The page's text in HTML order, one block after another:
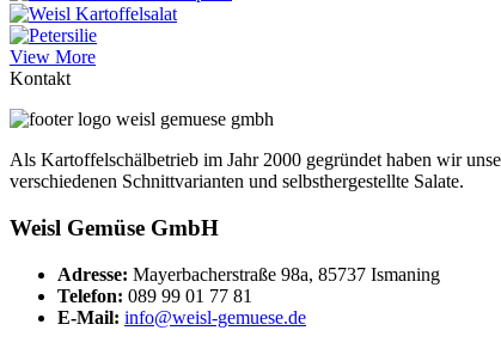
View More
Kontakt
Als Kartoffelschälbetrieb im Jahr 2000 gegründet haben wir
verschiedenen Schnittvarianten und selbsthergestellte Salate.
Weisl Gemüse GmbH
Adresse: Mayerbacherstraße 98a, 85737 Ismaning
Telefon: 089 99 01 77 81
E-Mail: info@weisl-gemuese.de